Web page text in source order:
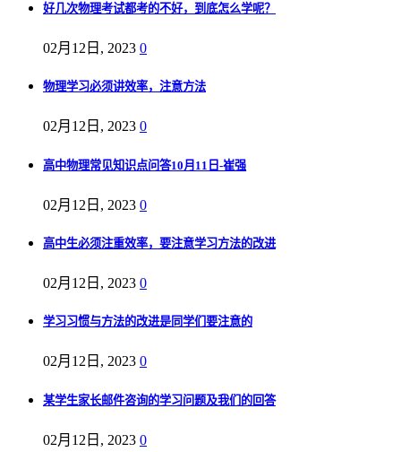
好几次物理考试都考的不好，到底怎么学呢？
02月12日, 2023 0
物理学习必须讲效率，注意方法
02月12日, 2023 0
高中物理常见知识点问答10月11日-崔强
02月12日, 2023 0
高中生必须注重效率，要注意学习方法的改进
02月12日, 2023 0
学习习惯与方法的改进是同学们要注意的
02月12日, 2023 0
某学生家长邮件咨询的学习问题及我们的回答
02月12日, 2023 0